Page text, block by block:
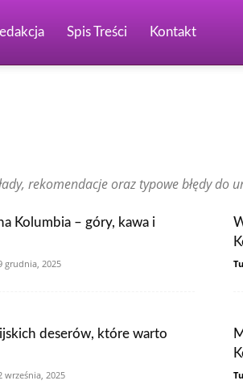
Spis Treści Kontakt
Niemcy Norwegia
Nowa Zelandia
Wietnam
Włochy
rekomendacje oraz typowe błędy do
Kolumbia – góry, kawa i
grudnia, 2025
deserów, które warto
września, 2025